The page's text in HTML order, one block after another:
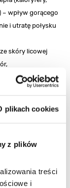
plikach cookies
z plików
treści
i
wpływ gorącego
i utratę połysku
skóry licowej
które
jak:
oraz